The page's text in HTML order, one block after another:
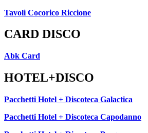
Tavoli Cocorico Riccione
CARD DISCO
Abk Card
HOTEL+DISCO
Pacchetti Hotel + Discoteca Galactica
Pacchetti Hotel + Discoteca Capodanno